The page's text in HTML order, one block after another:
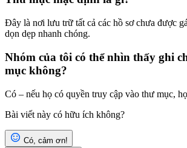
Đây là nơi lưu trữ tất cả các hồ sơ chưa được
dọn dẹp nhanh chóng.
Nhóm của tôi có thể nhìn thấy ghi
mục không?
Có – nếu họ có quyền truy cập vào thư mục,
Bài viết này có hữu ích không?
Có, cảm ơn!